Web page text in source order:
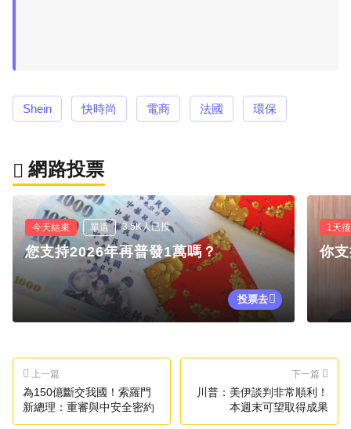
Shein 快時尚 電商 法國 環保
網路投票
今天結束 單選 3.5K人已投
您支持2026年再普發1萬嗎？
投票去
1天
你
上一篇
為150億斷交我國！索羅門
新總理：重審與中安全密約
下一篇
川普：美伊談判非常順利！
本週末可望取得成果